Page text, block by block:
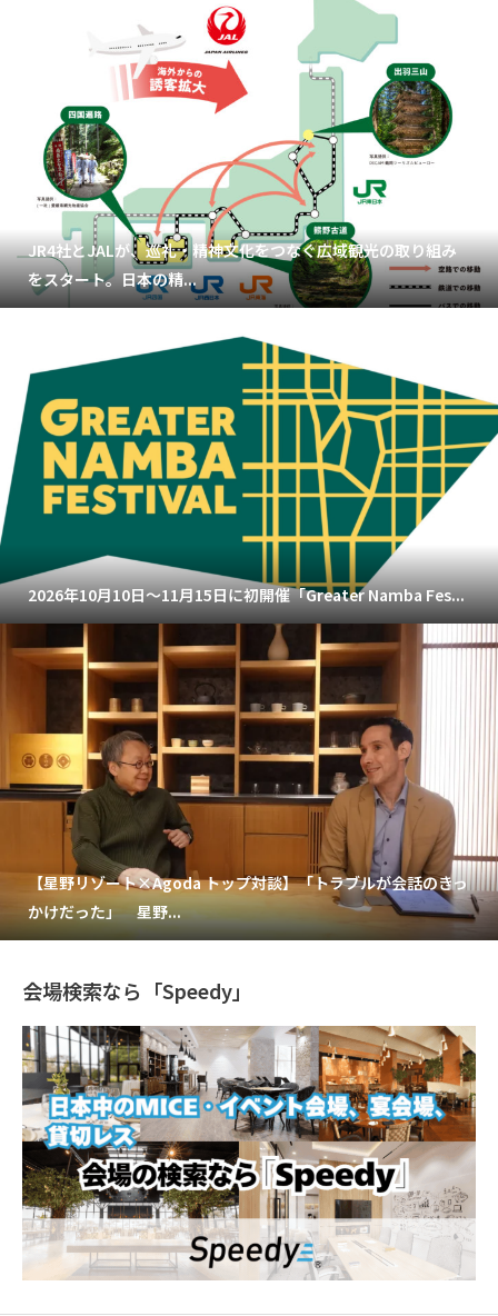
JR4社とJALが、巡礼・精神文化をつなぐ広域観光の取り組み
をスタート。日本の精...
2026年10月10日～11月15日に初開催「Greater Namba Fes...
【星野リゾート×Agoda トップ対談】「トラブルが会話のきっ
かけだった」 星野...
会場検索なら「Speedy」